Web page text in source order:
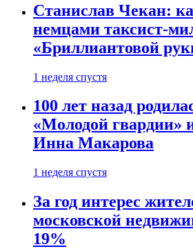
Станислав Чекан:
немцами таксист-
«Бриллиантовой
1 неделя спустя
100 лет назад
«Молодой гвардии»
Инна Макарова
1 неделя спустя
За год интерес
московской
19%